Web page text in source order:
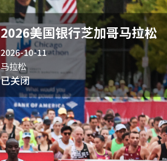
2026美国银行芝加哥马拉松
2026-10-11
马拉松
已关闭